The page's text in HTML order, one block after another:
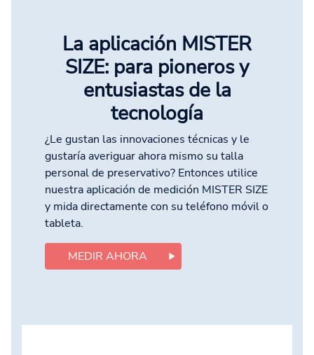
La aplicación MISTER
SIZE: para pioneros y
entusiastas de la
tecnología
¿Le gustan las innovaciones técnicas y le
gustaría averiguar ahora mismo su talla
personal de preservativo? Entonces utilice
nuestra aplicación de medición MISTER SIZE
y mida directamente con su teléfono móvil o
tableta.
MEDIR AHORA